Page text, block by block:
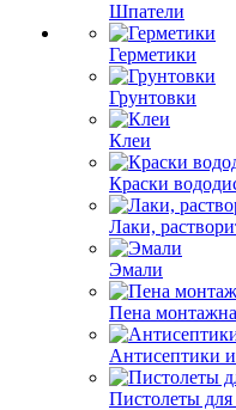
Шпатели
Герметики
Грунтовки
Клеи
Краски
Лаки,
Эмали
Пена
Антисептики
Пистолеты